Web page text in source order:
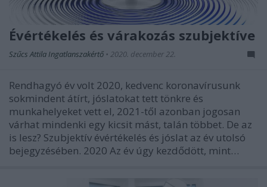
Évértékelés és várakozás szubjektíve
Szűcs Attila Ingatlanszakértő • 2020. december 22.
Rendhagyó év volt 2020, kedvenc koronavírusunk
sokmindent átírt, jóslatokat tett tönkre és
munkahelyeket vett el, 2021-től azonban jogosan
várhat mindenki egy kicsit mást, talán többet. De az
is lesz? Szubjektív évértékelés és jóslat az év utolsó
bejegyzésében. 2020 Az év úgy kezdődött, mint…